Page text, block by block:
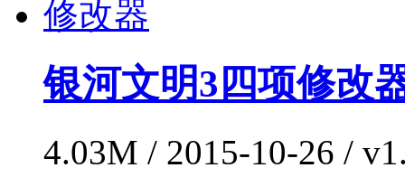
银河文明3四项修改
4.03M / 2015-10-26 /